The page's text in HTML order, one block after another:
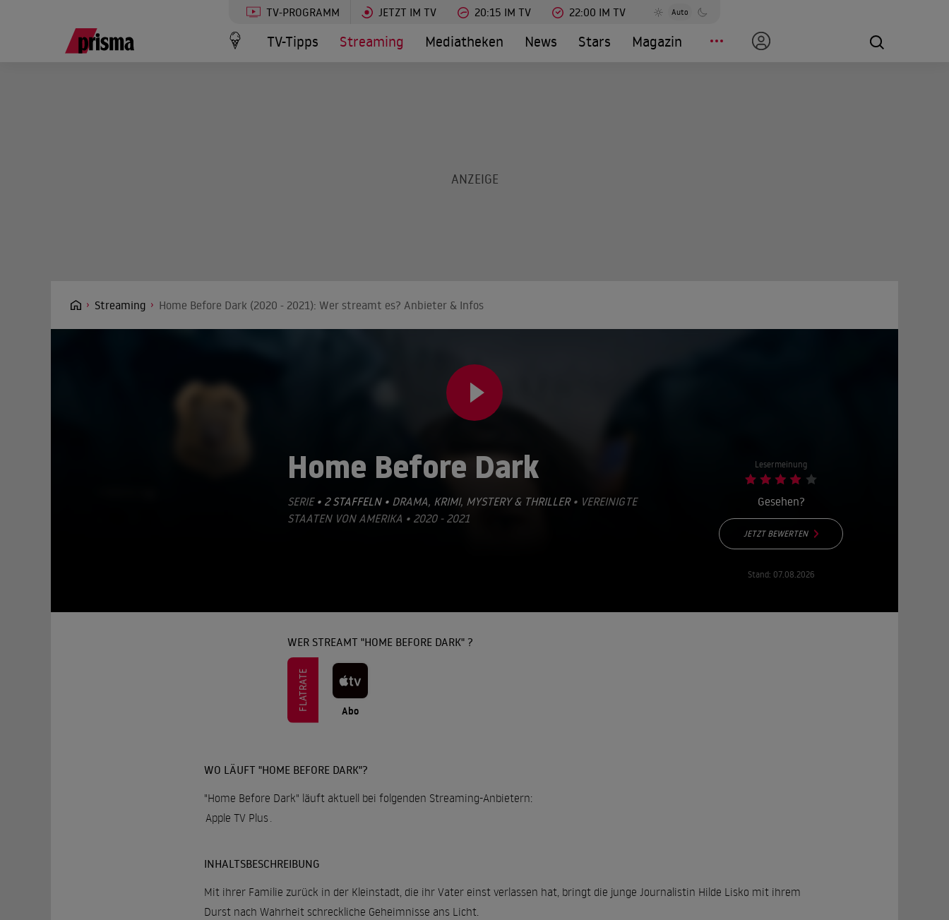
TV-PROGRAMM JETZT IM TV 20:15 IM TV 22:00 IM TV Auto
TV-Tipps Streaming Mediatheken News Stars Magazin
Streaming Home Before Dark (2020 - 2021): Wer streamt es? Anbieter & Infos
Home Before Dark
SERIE • 2 STAFFELN • DRAMA, KRIMI, MYSTERY & THRILLER• VEREINIGTE
STAATEN VON AMERIKA • 2020 - 2021
Lesermeinung
Gesehen?
JETZT BEWERTEN
Stand: 07.08.2026
WER STREAMT "HOME BEFORE DARK" ?
FLATRATE Abo
WO LÄUFT "HOME BEFORE DARK"?
"Home Before Dark" läuft aktuell bei folgenden Streaming-Anbietern:
Apple TV Plus
INHALTSBESCHREIBUNG
Mit ihrer Familie zurück in der Kleinstadt, die ihr Vater einst verlassen hat, bringt die junge Journalistin Hilde Lisko mit ihrem
Durst nach Wahrheit schreckliche Geheimnisse ans Licht.